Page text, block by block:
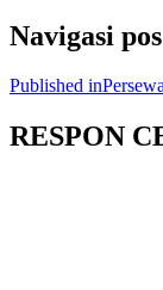
Navigasi pos
Published in
RESPON